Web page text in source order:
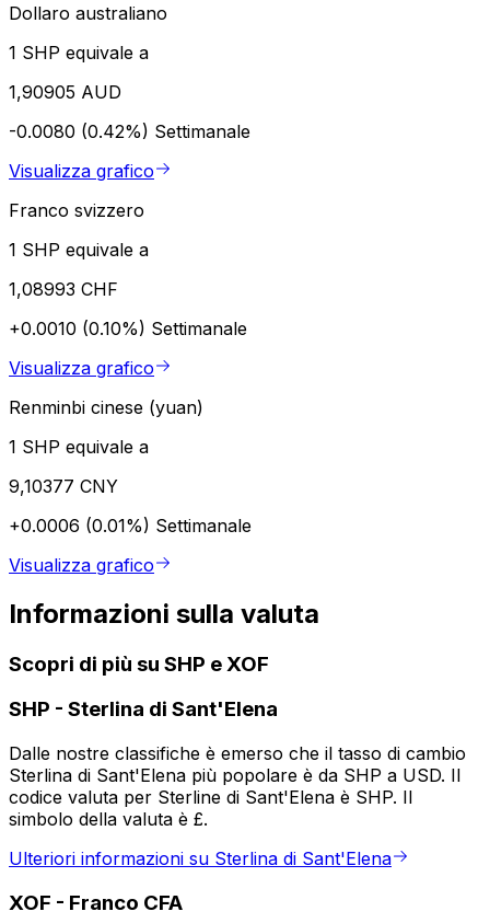
Dollaro australiano
1 SHP equivale a
1,90905 AUD
-0.0080 (0.42%) Settimanale
Visualizza grafico
Franco svizzero
1 SHP equivale a
1,08993 CHF
+0.0010 (0.10%) Settimanale
Visualizza grafico
Renminbi cinese (yuan)
1 SHP equivale a
9,10377 CNY
+0.0006 (0.01%) Settimanale
Visualizza grafico
Informazioni sulla valuta
Scopri di più su SHP e XOF
SHP - Sterlina di Sant'Elena
Dalle nostre classifiche è emerso che il tasso di cambio
Sterlina di Sant'Elena più popolare è da SHP a USD. Il
codice valuta per Sterline di Sant'Elena è SHP. Il
simbolo della valuta è £.
Ulteriori informazioni su Sterlina di Sant'Elena
XOF - Franco CFA